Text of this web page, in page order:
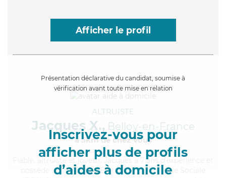
Afficher le profil
Présentation déclarative du candidat, soumise à
vérification avant toute mise en relation
Inscrivez-vous pour
afficher plus de profils
d’aides à domicile
ALTRUISTE
Jacques X., Belloy-en-France
à 5km de chez Vous
, altruiste et joyeux, Jacques a 7 ans d'expérience et
possède un diplôme d'État d'Auxiliaire de Vie Sociale